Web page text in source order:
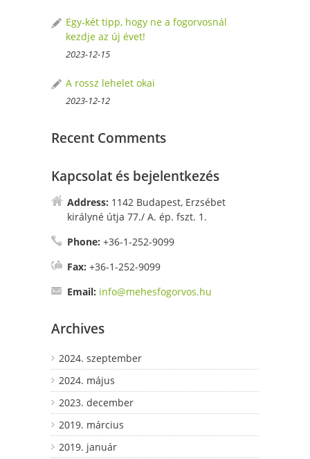
Egy-két tipp, hogy ne a fogorvosnál
kezdje az új évet!
2023-12-15
A rossz lehelet okai
2023-12-12
Recent Comments
Kapcsolat és bejelentkezés
Address: 1142 Budapest, Erzsébet
királyné útja 77./ A. ép. fszt. 1.
Phone: +36-1-252-9099
Fax: +36-1-252-9099
Email: info@mehesfogorvos.hu
Archives
2024. szeptember
2024. május
2023. december
2019. március
2019. január